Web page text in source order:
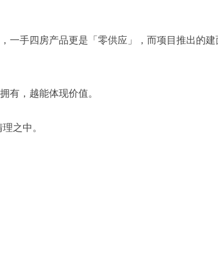
一手四房产品更是「零供应」，而项目推出的建
有，越能体现价值。
之中。